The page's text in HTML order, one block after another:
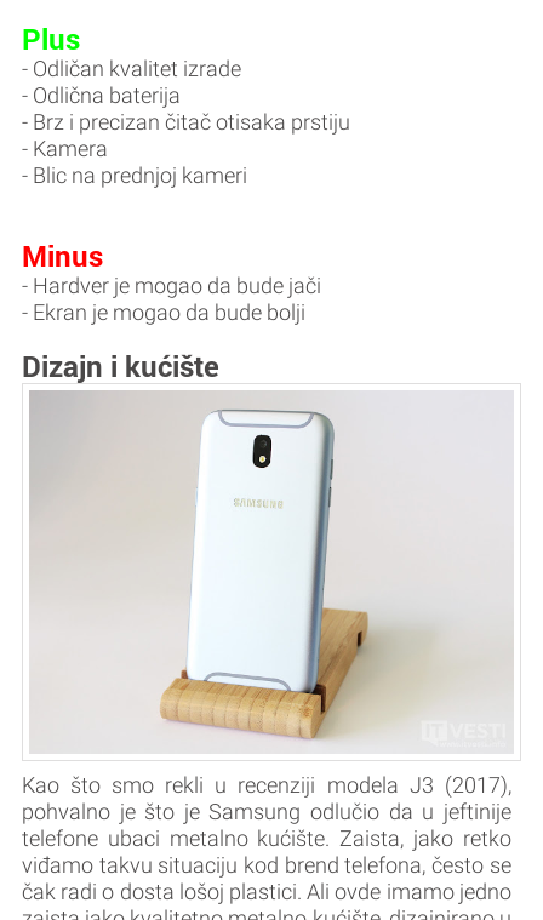
Plus
- Odličan kvalitet izrade
- Odlična baterija
- Brz i precizan čitač otisaka prstiju
- Kamera
- Blic na prednjoj kameri
Minus
- Hardver je mogao da bude jači
- Ekran je mogao da bude bolji
Dizajn i kućište
Kao što smo rekli u recenziji modela J3 (2017),
pohvalno je što je Samsung odlučio da u jeftinije
telefone ubaci metalno kućište. Zaista, jako retko
viđamo takvu situaciju kod brend telefona, često se
čak radi o dosta lošoj plastici. Ali ovde imamo jedno